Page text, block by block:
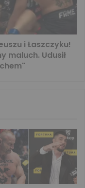
i Łaszczyku!
maluch. Udusił